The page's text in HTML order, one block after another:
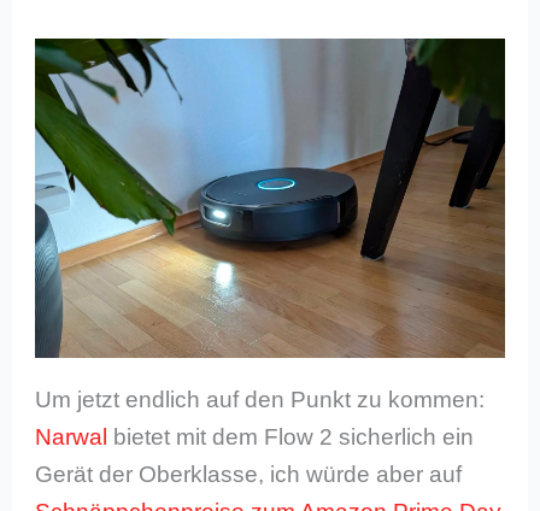
Um jetzt endlich auf den Punkt zu kommen:
Narwal bietet mit dem Flow 2 sicherlich ein
Gerät der Oberklasse, ich würde aber auf